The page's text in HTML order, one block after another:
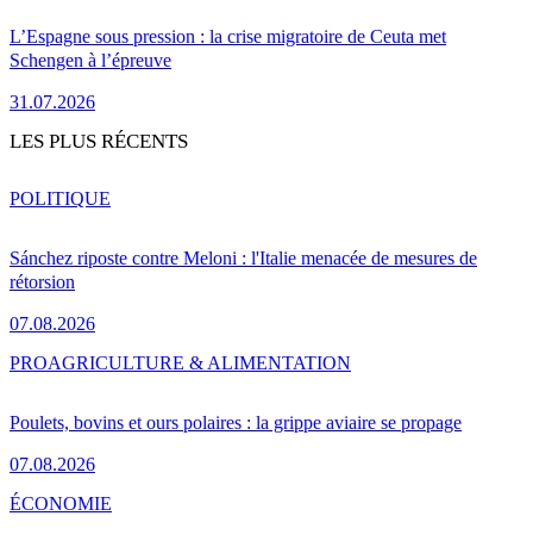
L’Espagne sous pression : la crise migratoire de Ceuta met
Schengen à l’épreuve
31.07.2026
LES PLUS RÉCENTS
Sánchez riposte contre Meloni : l'Italie menacée de mesures de
rétorsion
07.08.2026
POLITIQUE
Poulets, bovins et ours polaires : la grippe aviaire se propage
07.08.2026
PROAGRICULTURE & ALIMENTATION
ÉCONOMIE